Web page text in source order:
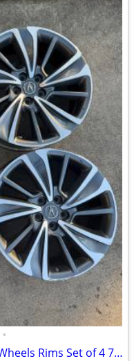
•
2017-2020 Acura MDX OEM 20” Wheels Rims Set of 4 71838 - $250